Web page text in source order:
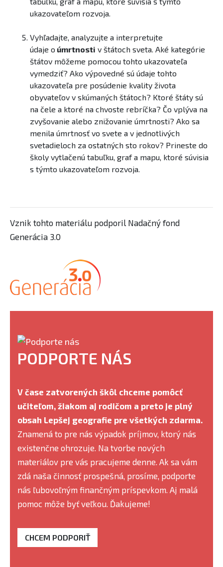
ukazovateľom rozvoja.​
Vyhľadajte, analyzujte a interpretujte
údaje o úmrtnosti v štátoch sveta. ​Aké kategórie
štátov môžeme pomocou tohto ukazovateľa
vymedziť? Ako výpovedné sú údaje tohto
ukazovateľa pre posúdenie kvality života
obyvateľov v skúmaných štátoch? Ktoré štáty sú
na čele a ktoré na chvoste rebríčka? Čo vplýva na
zvyšovanie alebo znižovanie úmrtnosti? Ako sa
menila úmrtnosť vo svete a v jednotlivých
svetadieloch za ostatných sto rokov? Prineste do
školy vytlačenú tabuľku, graf a mapu, ktoré súvisia ​
s týmto ukazovateľom rozvoja.​
Vznik tohto materiálu podporil Nadačný fond
Generácia 3.0
PODPORTE NÁS
V čase zatvorených škôl chceme pomôcť
učiteľom, žiakom aj rodičom a preto je plný
obsah Lepšej geografie pre všetkých zdarma.
Znamená to pre nás výpadok príjmov, ktorý nás
existenčne ohrozuje. Na tvorbe nových
materiálov pre vás pracujeme denne. Ak sa vám
zdá naša činnosť prospešná, prosíme, podporte
nás ľubovoľným finančným príspevkom. Aj malá
pomoc môže byť veľkou. Ďakujeme!
CHCEM PODPORIŤ